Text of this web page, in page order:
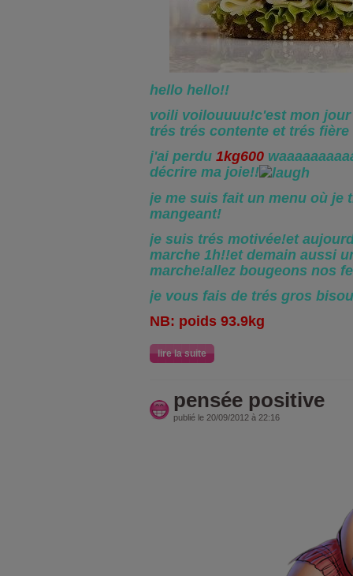
hello hello!!
voili voilouuuu!c'est mon jour
trés trés contente et trés
j'ai perdu 1kg600
décrire ma joie!!
je me suis fait un menu où je
mangeant!
je suis trés motivée!et
marche 1h!!et demain aussi
marche!allez bougeons nos
je vous fais de trés gros
NB: poids 93.9kg
lire la suite
pensée positive
publié le 20/09/2012 à 22:16